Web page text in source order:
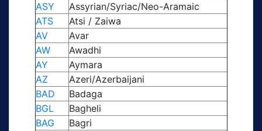
ASY
Assyrian/Syriac/Neo-Aramaic
ATS
Atsi / Zaiwa
AV
Avar
AW
Awadhi
AY
Aymara
AZ
Azeri/Azerbaijani
BAD
Badaga
BGL
Bagheli
BAG
Bagri